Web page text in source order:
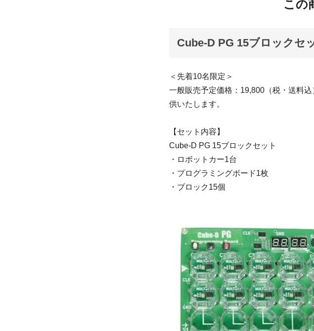
この
Cube-D PG 15ブロックセ
＜先着10名限定＞
一般販売予定価格：19,800（税・送料
供いたします。
【セット内容】
Cube-D PG 15ブロックセット
・ロボットカー1台
・プログラミングボード1枚
・ブロック15個